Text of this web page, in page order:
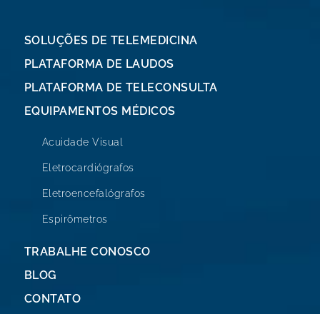
SOLUÇÕES DE TELEMEDICINA
PLATAFORMA DE LAUDOS
PLATAFORMA DE TELECONSULTA
EQUIPAMENTOS MÉDICOS
Acuidade Visual
Eletrocardiógrafos
Eletroencefalógrafos
Espirômetros
TRABALHE CONOSCO
BLOG
CONTATO